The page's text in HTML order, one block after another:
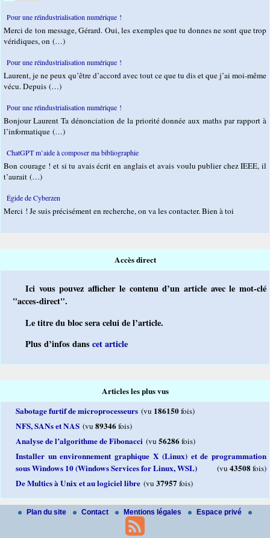
Pour une réindustrialisation numérique !
Merci de ton message, Gérard. Oui, les exemples que tu donnes ne sont que trop
véridiques, on (…)
Pour une réindustrialisation numérique !
Laurent, je ne peux qu’être d’accord avec tout ce que tu dis et que j’ai moi-même
vécu. Depuis (…)
Pour une réindustrialisation numérique !
Bonjour Laurent Ta dénonciation de la priorité donnée aux maths par rapport à
l’informatique (…)
ChatGPT m’aide à composer ma bibliographie
Bon courage ! et si tu avais écrit en anglais et avais voulu publier chez IEEE, il
t’aurait (…)
Égide de Cyberzen
Merci ! Je suis précisément en recherche, on va les contacter. Bien à toi
Accès direct
Ici vous pouvez afficher le contenu d’un article avec le mot-clé
"acces-direct".
Le titre du bloc sera celui de l’article.
Plus d’infos danscet article
Articles les plus vus
Sabotage furtif de microprocesseurs (vu 186150fois)
NFS, SANs et NAS (vu 89346fois)
Analyse de l’algorithme de Fibonacci (vu 56286fois)
Installer un environnement graphique X (Linux) et de programmation
sous Windows 10 (Windows Services for Linux, WSL)
(vu 43508fois)
De Multics à Unix et au logiciel libre (vu 37957fois)
Plan du site Contact Mentions légales Espace privé